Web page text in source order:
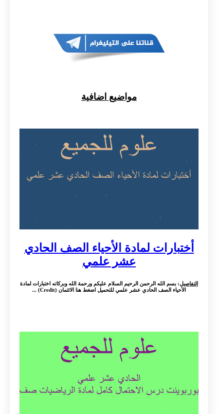
مواضيع اضافية
أختبارات لمادة الأحياء الصف الحادي
عشر علمي
التفاصيل: بسم الله الرحمن الرحيم السلام عليكم ورحمة الله وبركاته اختبارات لمادة
الأحياء الصف الحادي عشر علمي للتحميل اضغط هنا الائتمان (Credit) ...